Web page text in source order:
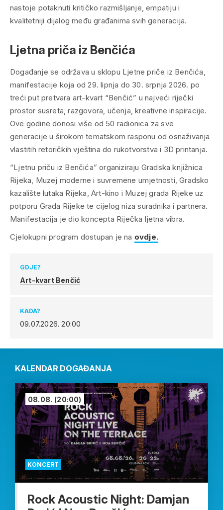
nastoje potaknuti kritičko razmišljanje, empatiju i
kvalitetniji dijalog među građanima svih generacija.
Ljetna priča iz Benčića
Događanje se održava u sklopu Ljetne priče iz Benčića,
manifestacije koja od 29. lipnja do 30. srpnja 2026. po
treći put pretvara art-kvart “Benčić” u najveći riječki
prostor susreta, razgovora, učenja, kreativne inspiracije.
Ove godine donosi više od 50 radionica za sve
generacije u širokom tematskom rasponu od osnaživanja
vlastitih retoričkih vještina do rukotvorstva i 3D printanja.
“Ljetnu priču iz Benčića” organiziraju Gradska knjižnica
Rijeka, Muzej moderne i suvremene umjetnosti, Gradsko
kazalište lutaka Rijeka, Art-kino i Muzej grada Rijeke uz
potporu Grada Rijeke te cijelog niza suradnika i partnera.
Manifestacija je dio koncepta Riječka ljetna vibra.
Cjelokupni program dostupan je na ovdje.
GDJE?
Art-kvart Benčić
KADA?
09.07.2026.20:00
KALENDAR DOGAĐANJA
KONCERT
08.08. (20:00)
Rock Acoustic Night: Damjan